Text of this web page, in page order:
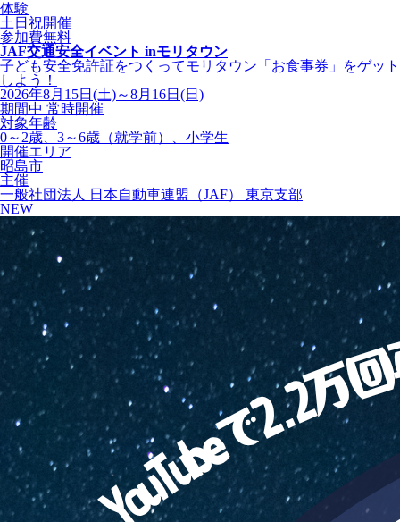
体験
土日祝開催
参加費無料
JAF交通安全イベント inモリタウン
子ども安全免許証をつくってモリタウン「お食事券」をゲット
しよう！
2026年8月15日(土)～8月16日(日)
期間中 常時開催
対象年齢
0～2歳、3～6歳（就学前）、小学生
開催エリア
昭島市
主催
一般社団法人 日本自動車連盟（JAF） 東京支部
NEW